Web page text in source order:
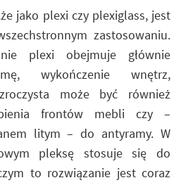
jako plexi czy plexiglass, jest
zastosowaniu.
plexi obejmuje głównie
wykończenie wnętrz,
może być również
frontów mebli czy –
litym – do antyramy. W
pleksę stosuje się do
to rozwiązanie jest coraz